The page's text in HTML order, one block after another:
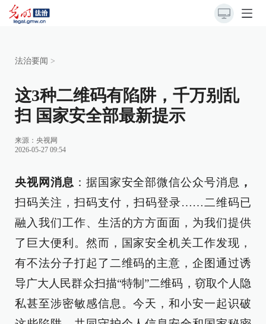
法治要闻 >
这3种二维码有陷阱，千万别乱
扫 国家安全部最新提示
来源： 央视网
2026-05-27 09:54
央视网消息 ：据国家安全部微信公众号消息 ，
扫码关注，扫码支付，扫码登录……二维码已
融入我们工作、生活的方方面面，为我们提供
了巨大便利。然而，国家安全机关工作发现，
有不法分子打起了二维码的主意，企图通过诱
导广大人民群众扫描“特制”二维码，窃取个人隐
私甚至涉密敏感信息。今天，和小安一起识破